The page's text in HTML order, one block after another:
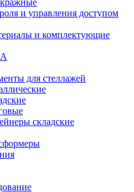
и управления доступом
и комплектующие
для стеллажей
складские